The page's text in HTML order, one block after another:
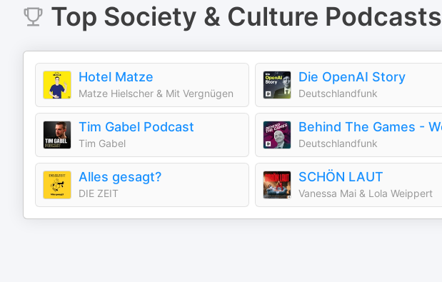
Top Society & Culture Podcasts
Hotel Matze
Matze Hielscher & Mit Vergnügen
Die OpenAI Story
Deutschlandfunk
Tim Gabel Podcast
Tim Gabel Deutschlandfunk
Alles gesagt?
DIE ZEIT
SCHÖN LAUT
Vanessa Mai & Lola Weippert